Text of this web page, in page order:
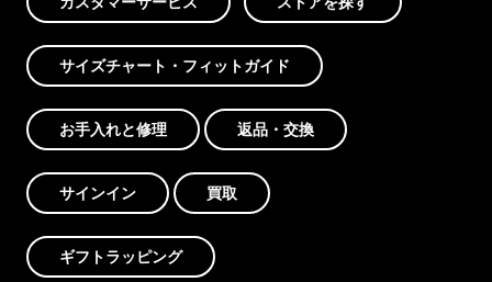
サイズチャート・フィットガイド
お手入れと修理 返品・交換
サインイン 買取
ギフトラッピング